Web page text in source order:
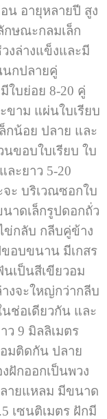
อน อายุหลายปี สูง
กษณะกลมเล็ก
งล่างแข็งและมี
กปลายคู่
ใบย่อย 8-20 คู่
ขาม แผ่นใบเรียบ
กน้อย ปลาย และ
ขอบใบเรียบ ใบ
ะยาว 5-20
ะ บริเวณซอกใบ
าดเล็กรูปดอกถั่ว
ข่กลับ กลีบคู่ข้าง
อบขนาน มีเกสร
เป็นสีเขียวอม
งจะใหญ่กว่ากลีบ
ช่อเดียวกัน และ
9 มิลลิเมตร
อมติดกัน ปลาย
ฝักออกเป็นพวง
ายแหลม มีขนาด
เซนติเมตร ฝักมี